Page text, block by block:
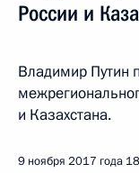
России и
Владимир Путин
и Казахстана.
9 ноября 2017 года